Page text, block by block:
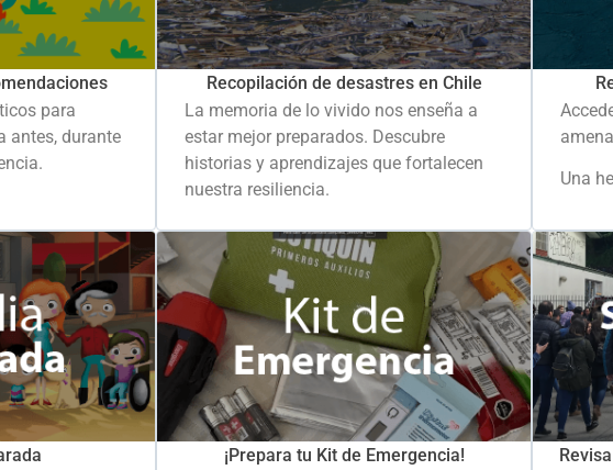
para
antes, durante
Recopilación de desastres en Chile
La memoria de lo vivido nos enseña a
estar mejor preparados. Descubre
historias y aprendizajes que fortalecen
nuestra resiliencia.
Una
¡Prepara tu Kit de Emergencia!